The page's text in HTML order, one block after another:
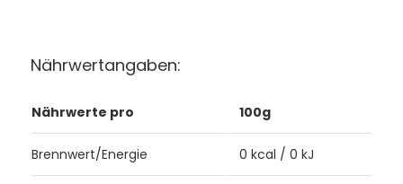
Nährwertangaben:
Nährwerte pro 100g
Brennwert/Energie 0 kcal / 0 kJ